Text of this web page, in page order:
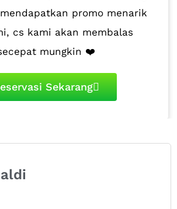
promo menarik
cs kami akan membalas
mungkin ❤️
Sekarang
aldi